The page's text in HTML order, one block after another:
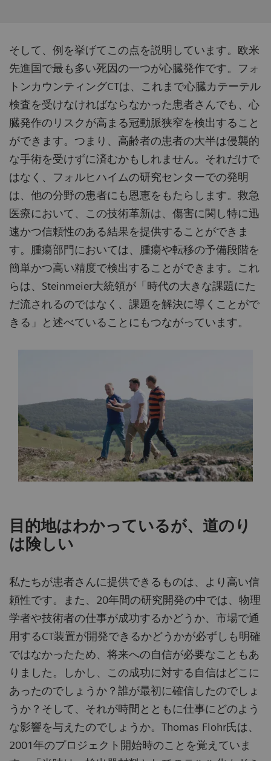
そして、例を挙げてこの点を説明しています。欧米
先進国で最も多い死因の一つが心臓発作です。フォ
トンカウンティングCTは、これまで心臓カテーテル
検査を受けなければならなかった患者さんでも、心
臓発作のリスクが高まる冠動脈狭窄を検出すること
ができます。つまり、高齢者の患者の大半は侵襲的
な手術を受けずに済むかもしれません。それだけで
はなく、フォルヒハイムの研究センターでの発明
は、他の分野の患者にも恩恵をもたらします。救急
医療において、この技術革新は、傷害に関し特に迅
速かつ信頼性のある結果を提供することができま
す。腫瘍部門においては、腫瘍や転移の予備段階を
簡単かつ高い精度で検出することができます。これ
らは、Steinmeier大統領が「時代の大きな課題にた
だ流されるのではなく、課題を解決に導くことがで
きる」と述べていることにもつながっています。
目的地はわかっているが、道のり
は険しい
私たちが患者さんに提供できるものは、より高い信
頼性です。また、20年間の研究開発の中では、物理
学者や技術者の仕事が成功するかどうか、市場で通
用するCT装置が開発できるかどうかが必ずしも明確
ではなかったため、将来への自信が必要なこともあ
りました。しかし、この成功に対する自信はどこに
あったのでしょうか？誰が最初に確信したのでしょ
うか？そして、それが時間とともに仕事にどのよう
な影響を与えたのでしょうか。Thomas Flohr氏は、
2001年のプロジェクト開始時のことを覚えていま